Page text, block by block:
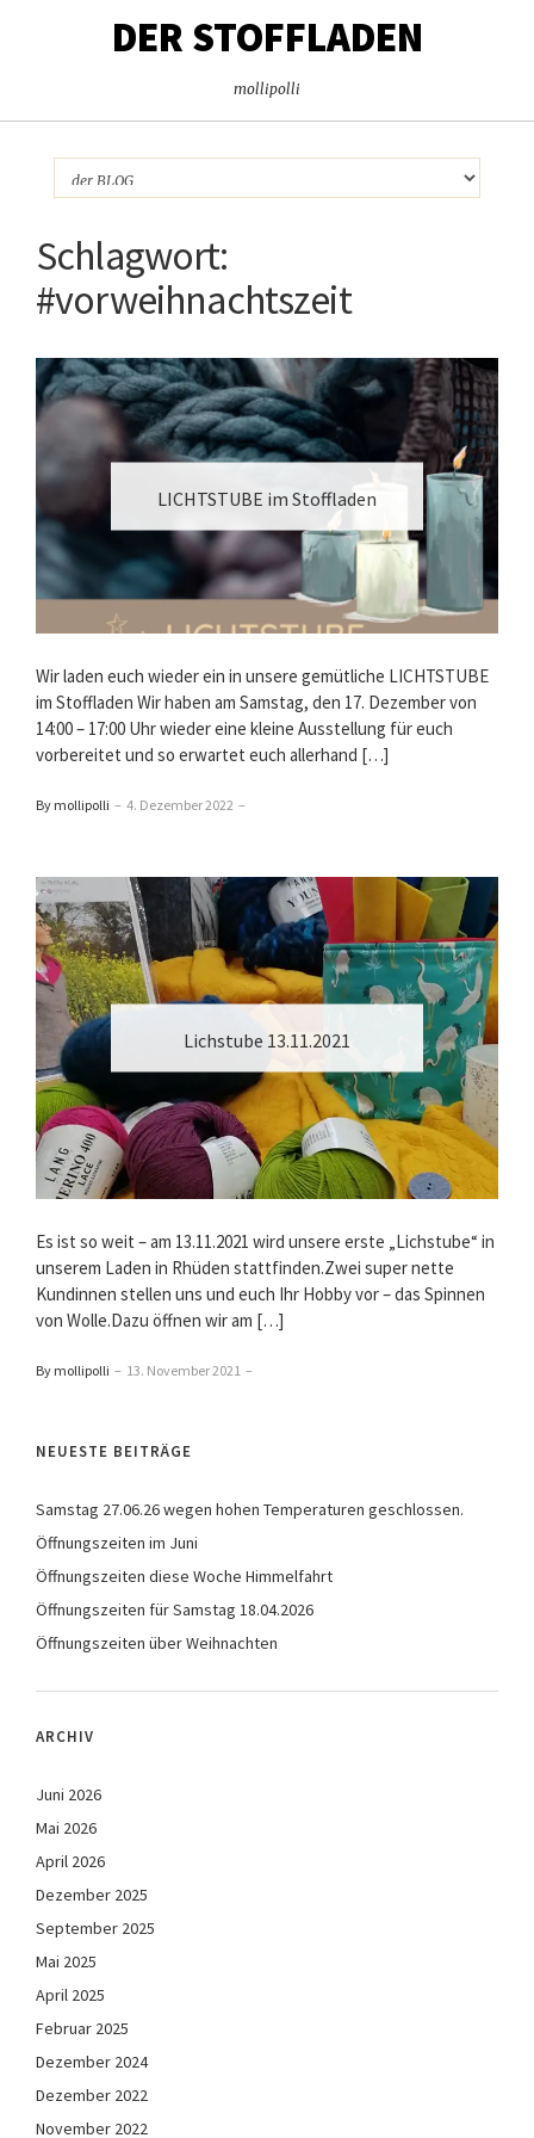
DER STOFFLADEN
mollipolli
Schlagwort:
#vorweihnachtszeit
LICHTSTUBE im Stoffladen
Wir laden euch wieder ein in unsere gemütliche LICHTSTUBE
im Stoffladen Wir haben am Samstag, den 17. Dezember von
14:00 – 17:00 Uhr wieder eine kleine Ausstellung für euch
vorbereitet und so erwartet euch allerhand […]
By mollipolli – 4. Dezember 2022 –
Lichstube 13.11.2021
Es ist so weit – am 13.11.2021 wird unsere erste „Lichstube“ in
unserem Laden in Rhüden stattfinden.Zwei super nette
Kundinnen stellen uns und euch Ihr Hobby vor – das Spinnen
von Wolle.Dazu öffnen wir am […]
By mollipolli – 13. November 2021 –
NEUESTE BEITRÄGE
Samstag 27.06.26 wegen hohen Temperaturen geschlossen.
Öffnungszeiten im Juni
Öffnungszeiten diese Woche Himmelfahrt
Öffnungszeiten für Samstag 18.04.2026
Öffnungszeiten über Weihnachten
ARCHIV
Juni 2026
Mai 2026
April 2026
Dezember 2025
September 2025
Mai 2025
April 2025
Februar 2025
Dezember 2024
Dezember 2022
November 2022